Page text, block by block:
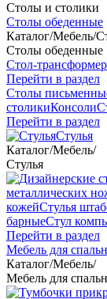
Столы и столики
Столы обеденные
Каталог/Мебель/
Столы обеденные
Стол-трансформер
Перейти в раздел
Столы
столикиКонсоли
Перейти в раздел
Стулья
Каталог/Мебель/
Стулья
металлических
кожейСтулья
барныеСтул
Перейти в раздел
Мебель для
Каталог/Мебель/
Мебель для